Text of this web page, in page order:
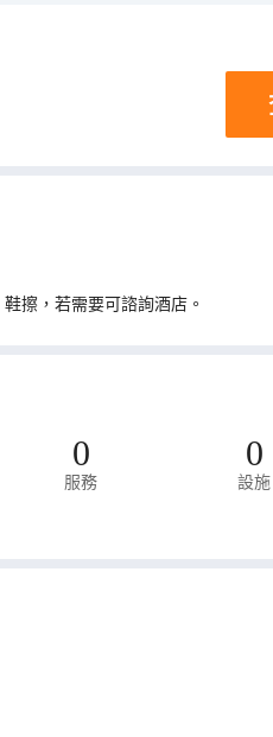
擦，若需要可諮詢酒店。
0
服務
0
設施